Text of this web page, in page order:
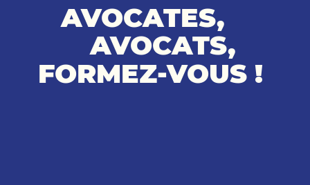
AVOCATES,
AVOCATS,
FORMEZ-VOUS !